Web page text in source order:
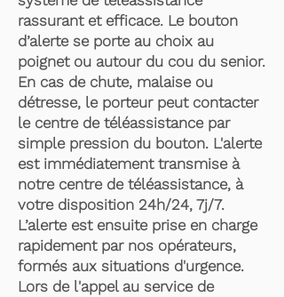
rassurant et efficace. Le bouton
d’alerte se porte au choix au
poignet ou autour du cou du senior.
En cas de chute, malaise ou
détresse, le porteur peut contacter
le centre de téléassistance par
simple pression du bouton. L'alerte
est immédiatement transmise à
notre centre de téléassistance, à
votre disposition 24h/24, 7j/7.
L’alerte est ensuite prise en charge
rapidement par nos opérateurs,
formés aux situations d'urgence.
Lors de l'appel au service de